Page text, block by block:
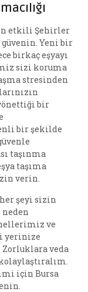
etkili Şehirler
güvenin. Yeni bir
birkaç eşyayı
sizi koruma
stresinden
bir
bir şekilde
taşınma
taşıma
verin.
şeyi sizin
ve
yerinize
veda
için Bursa